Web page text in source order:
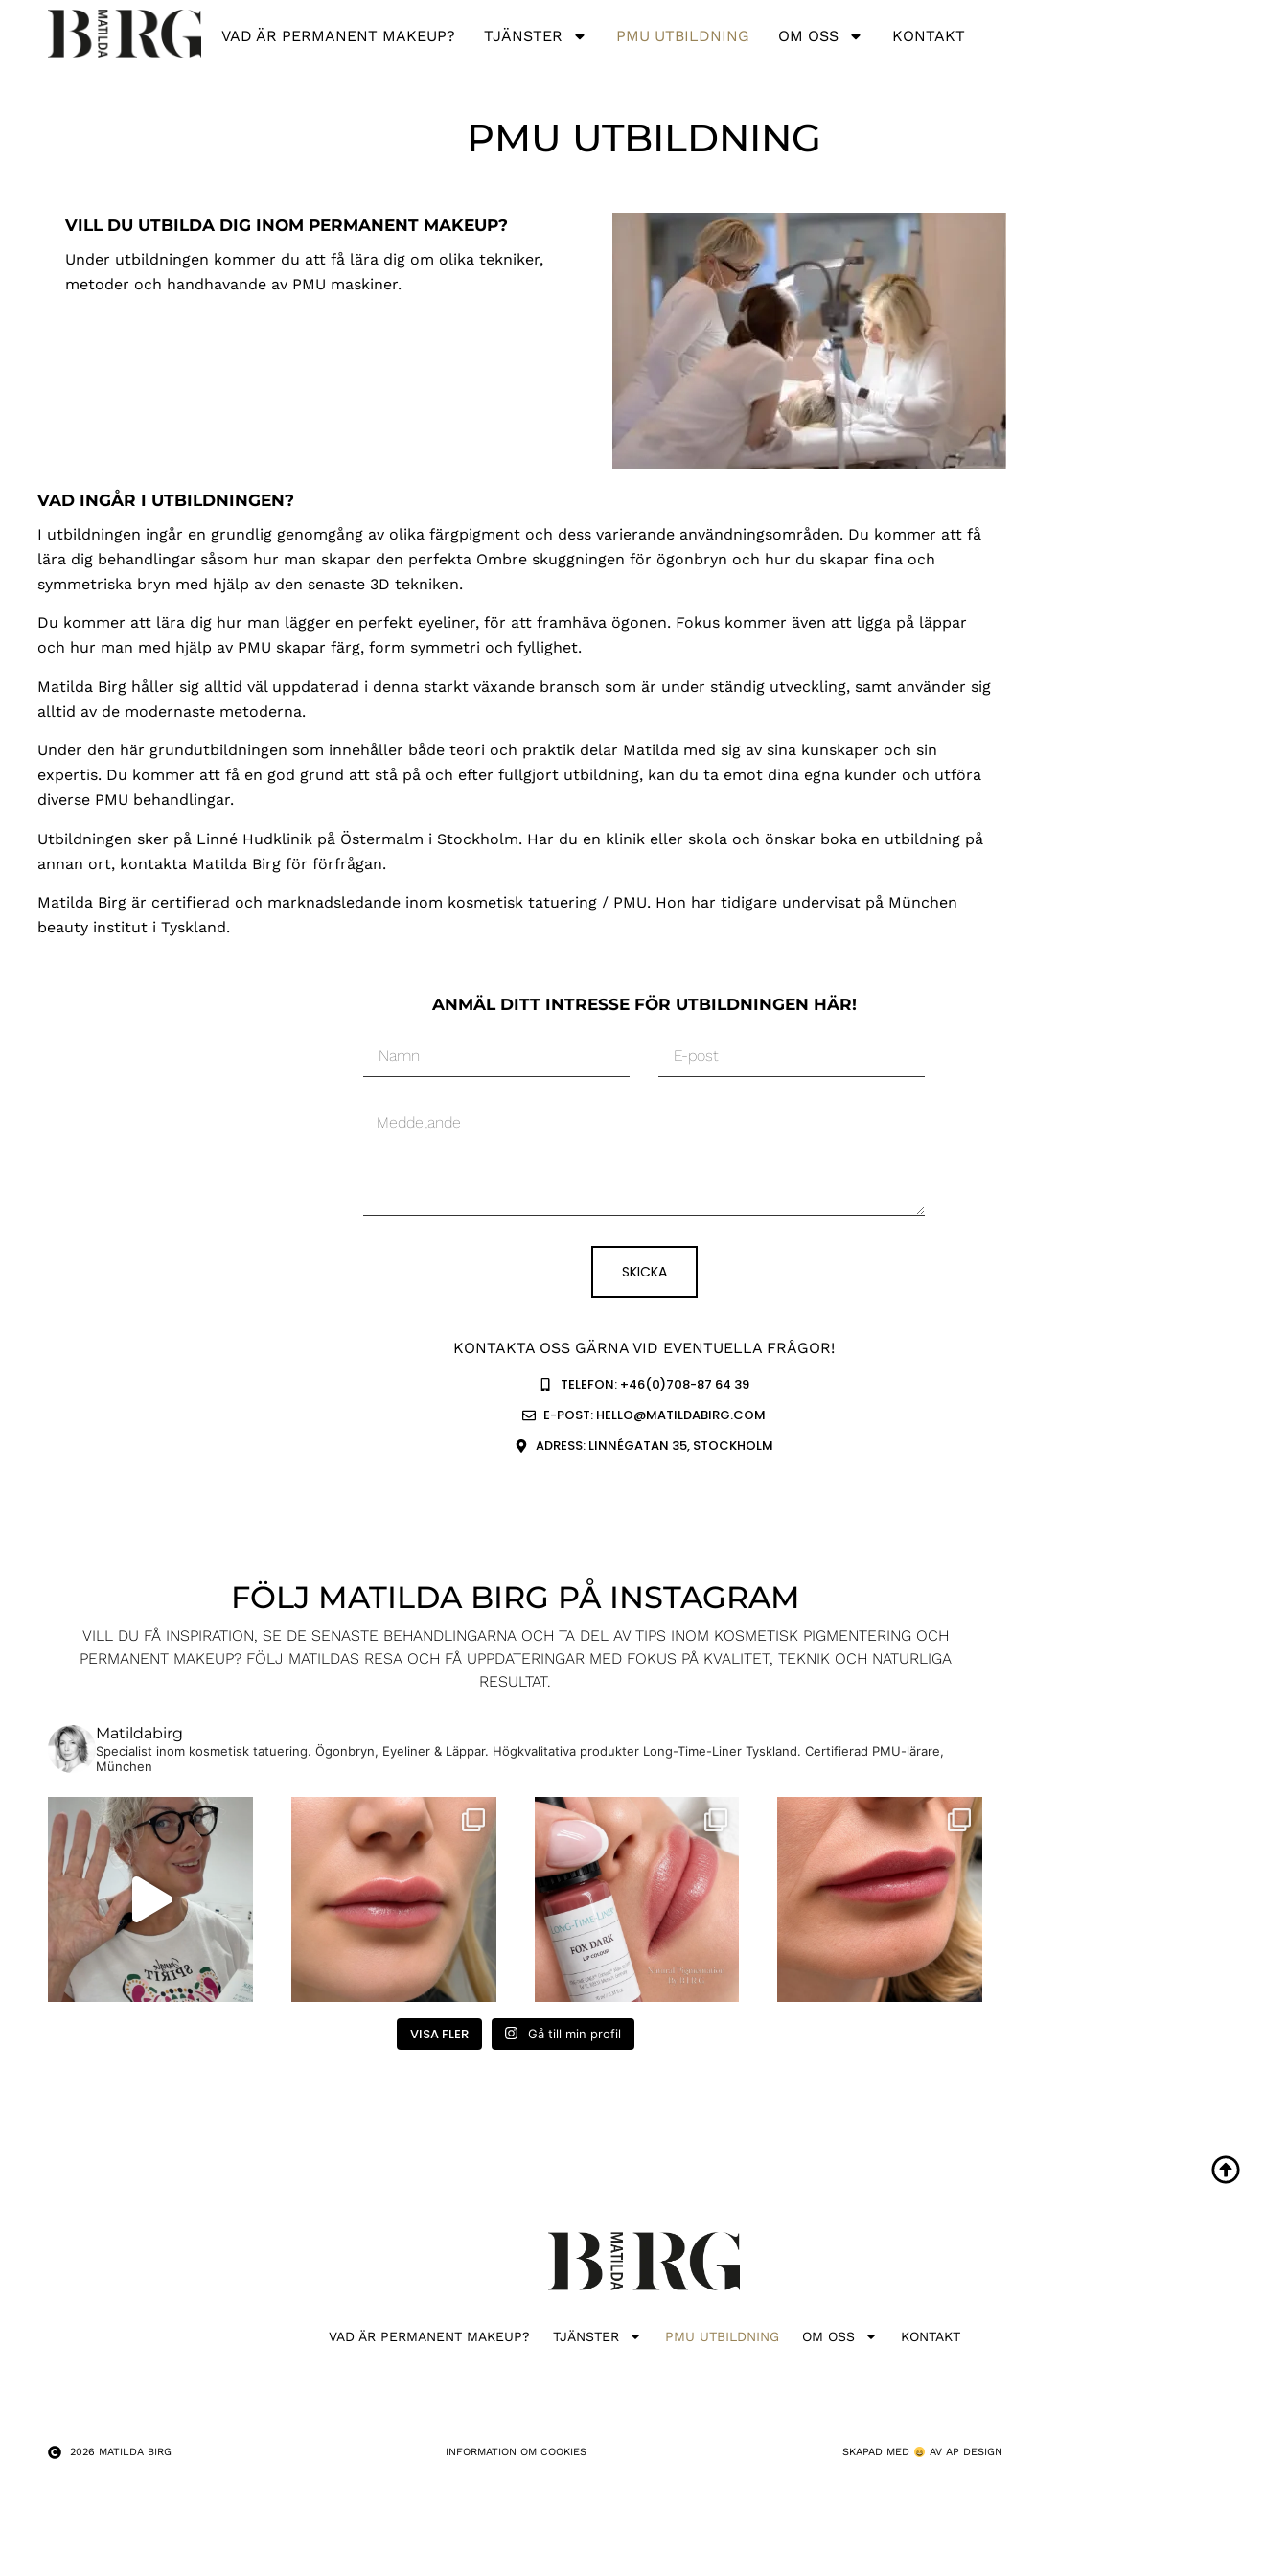
VAD ÄR PERMANENT MAKEUP? TJÄNSTER PMU UTBILDNING OM OSS KONTAKT
PMU UTBILDNING
VILL DU UTBILDA DIG INOM PERMANENT MAKEUP?
Under utbildningen kommer du att få lära dig om olika tekniker,
metoder och handhavande av PMU maskiner.
VAD INGÅR I UTBILDNINGEN?
I utbildningen ingår en grundlig genomgång av olika färgpigment och dess varierande användningsområden. Du kommer att få
lära dig behandlingar såsom hur man skapar den perfekta Ombre skuggningen för ögonbryn och hur du skapar fina och
symmetriska bryn med hjälp av den senaste 3D tekniken.
Du kommer att lära dig hur man lägger en perfekt eyeliner, för att framhäva ögonen. Fokus kommer även att ligga på läppar
och hur man med hjälp av PMU skapar färg, form symmetri och fyllighet.
Matilda Birg håller sig alltid väl uppdaterad i denna starkt växande bransch som är under ständig utveckling, samt använder sig
alltid av de modernaste metoderna.
Under den här grundutbildningen som innehåller både teori och praktik delar Matilda med sig av sina kunskaper och sin
expertis. Du kommer att få en god grund att stå på och efter fullgjort utbildning, kan du ta emot dina egna kunder och utföra
diverse PMU behandlingar.
Utbildningen sker på Linné Hudklinik på Östermalm i Stockholm. Har du en klinik eller skola och önskar boka en utbildning på
annan ort, kontakta Matilda Birg för förfrågan.
Matilda Birg är certifierad och marknadsledande inom kosmetisk tatuering / PMU. Hon har tidigare undervisat på München
beauty institut i Tyskland.
ANMÄL DITT INTRESSE FÖR UTBILDNINGEN HÄR!
SKICKA
KONTAKTA OSS GÄRNA VID EVENTUELLA FRÅGOR!
TELEFON: +46(0)708-87 64 39
E-POST: HELLO@MATILDABIRG.COM
ADRESS: LINNÉGATAN 35, STOCKHOLM
FÖLJ MATILDA BIRG PÅ INSTAGRAM
VILL DU FÅ INSPIRATION, SE DE SENASTE BEHANDLINGARNA OCH TA DEL AV TIPS INOM KOSMETISK PIGMENTERING OCH
PERMANENT MAKEUP? FÖLJ MATILDAS RESA OCH FÅ UPPDATERINGAR MED FOKUS PÅ KVALITET, TEKNIK OCH NATURLIGA
RESULTAT.
Matildabirg
Specialist inom kosmetisk tatuering. Ögonbryn, Eyeliner & Läppar. Högkvalitativa produkter Long-Time-Liner Tyskland. Certifierad PMU-lärare,
München
VISA FLER Gå till min profil
VAD ÄR PERMANENT MAKEUP? TJÄNSTER PMU UTBILDNING OM OSS KONTAKT
2026 MATILDA BIRG INFORMATION OM COOKIES SKAPAD MED AV AP DESIGN